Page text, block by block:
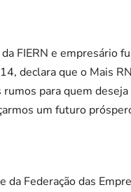
FIERN e empresário
declara que o Mais
para quem
um futuro
da Federação das